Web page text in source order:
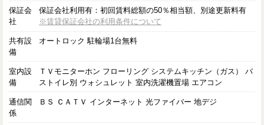
保証会
社
保証会社利用有：初回賃料総額の50％相当額、別途更新料有
※賃貸保証会社の利用条件について
共有設
備
オートロック 駐輪場1台無料
室内設
備
ＴＶモニターホン フローリング システムキッチン（ガス） バ
ストイレ別 ウォシュレット 室内洗濯機置場 エアコン
通信関
係
ＢＳ ＣＡＴＶ インターネット 光ファイバー 地デジ